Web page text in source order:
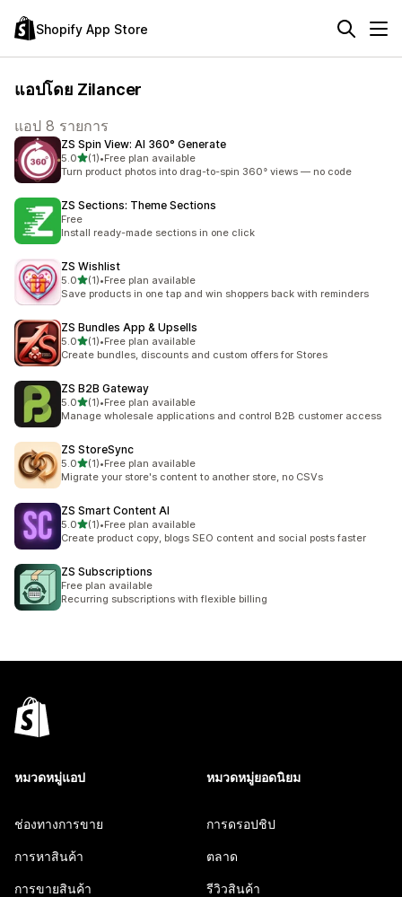
Shopify App Store
แอปโดย Zilancer
แอป 8 รายการ
ZS Spin View: AI 360° Generate
5.0เต็ม 5 ดาว
(1)
ทั้งหมด 1 รีวิว
•Free plan available
Turn product photos into drag-to-spin 360° views — no code
ZS Sections: Theme Sections
Free
Install ready-made sections in one click
ZS Wishlist
5.0เต็ม 5 ดาว
(1)
ทั้งหมด 1 รีวิว
•Free plan available
Save products in one tap and win shoppers back with reminders
ZS Bundles App & Upsells
5.0เต็ม 5 ดาว
(1)
ทั้งหมด 1 รีวิว
•Free plan available
Create bundles, discounts and custom offers for Stores
ZS B2B Gateway
5.0เต็ม 5 ดาว
(1)
ทั้งหมด 1 รีวิว
•Free plan available
Manage wholesale applications and control B2B customer access
ZS StoreSync
5.0เต็ม 5 ดาว
(1)
ทั้งหมด 1 รีวิว
•Free plan available
Migrate your store's content to another store, no CSVs
ZS Smart Content AI
5.0เต็ม 5 ดาว
(1)
ทั้งหมด 1 รีวิว
•Free plan available
Create product copy, blogs SEO content and social posts faster
ZS Subscriptions
Free plan available
Recurring subscriptions with flexible billing
หมวดหมู่แอป
ช่องทางการขาย
การหาสินค้า
การขายสินค้า
หมวดหมู่ยอดนิยม
การดรอปชิป
ตลาด
รีวิวสินค้า